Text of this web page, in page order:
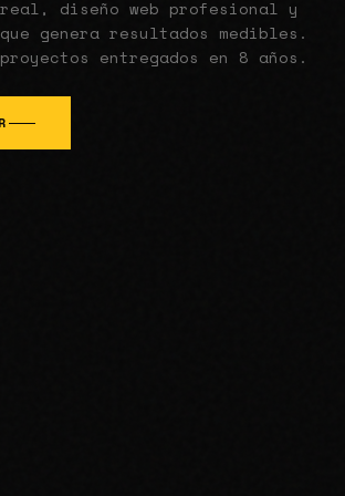
diseño web profesional y
genera resultados medibles.
entregados en 8 años.